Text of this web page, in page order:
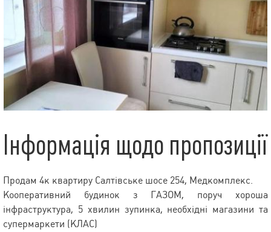
Інформація щодо пропозиції
Продам 4к квартиру Салтівське шосе 254, Медкомплекс.
Кооперативний будинок з ГАЗОМ, поруч хороша
інфраструктура, 5 хвилин зупинка, необхідні магазини та
супермаркети (КЛАС)